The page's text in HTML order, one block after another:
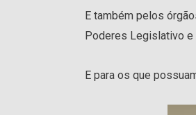
E também pelos
Poderes Legislativo e
E para os que